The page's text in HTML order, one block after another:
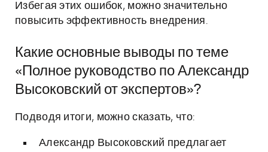
Избегая этих ошибок, можно значительно
повысить эффективность внедрения.
Какие основные выводы по теме
«Полное руководство по Александр
Высоковский от экспертов»?
Подводя итоги, можно сказать, что:
Александр Высоковский предлагает